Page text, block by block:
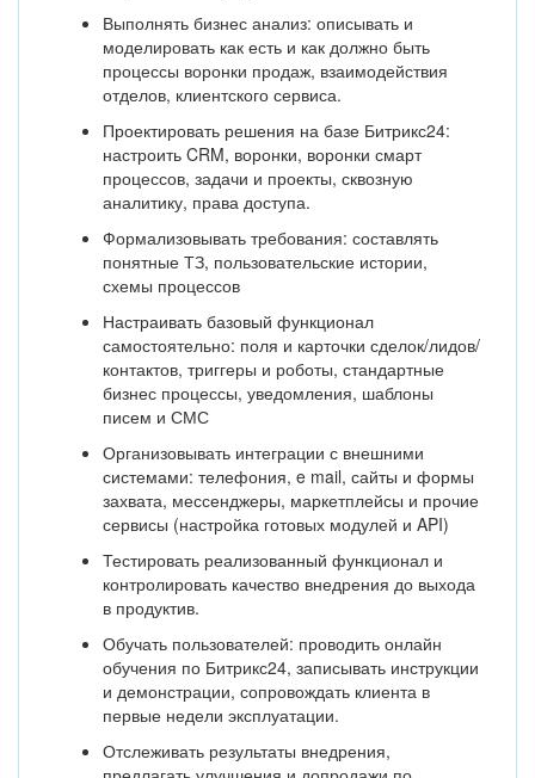
Выполнять бизнес анализ: описывать и
моделировать как есть и как должно быть
процессы воронки продаж, взаимодействия
отделов, клиентского сервиса.
Проектировать решения на базе Битрикс24:
настроить CRM, воронки, воронки смарт
процессов, задачи и проекты, сквозную
аналитику, права доступа.
Формализовывать требования: составлять
понятные ТЗ, пользовательские истории,
схемы процессов
Настраивать базовый функционал
самостоятельно: поля и карточки сделок/лидов/
контактов, триггеры и роботы, стандартные
бизнес процессы, уведомления, шаблоны
писем и СМС
Организовывать интеграции с внешними
системами: телефония, e mail, сайты и формы
захвата, мессенджеры, маркетплейсы и прочие
сервисы (настройка готовых модулей и API)
Тестировать реализованный функционал и
контролировать качество внедрения до выхода
в продуктив.
Обучать пользователей: проводить онлайн
обучения по Битрикс24, записывать инструкции
и демонстрации, сопровождать клиента в
первые недели эксплуатации.
Отслеживать результаты внедрения,